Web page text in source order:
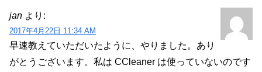
jan より:
2017年4月22日 11:34 AM
早速教えていただいたように、やりました。あり
がとうございます。私は CCleaner は使っていないのです